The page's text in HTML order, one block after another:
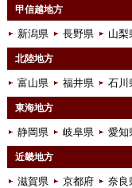
甲信越地方
新潟県 長野県 山梨
北陸地方
富山県 福井県 石川
東海地方
静岡県 岐阜県 愛知
近畿地方
滋賀県 京都府 奈良